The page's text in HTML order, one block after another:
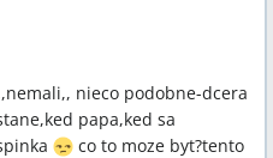
nieco podobne-dcera
papa,ked sa
co to moze byt?tento